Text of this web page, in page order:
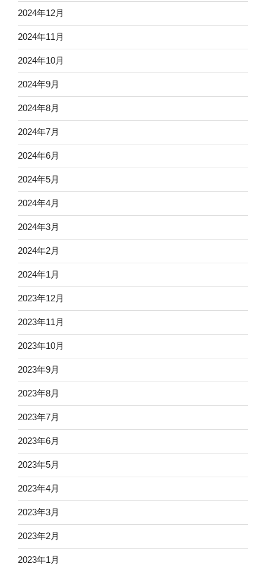
2024年12月
2024年11月
2024年10月
2024年9月
2024年8月
2024年7月
2024年6月
2024年5月
2024年4月
2024年3月
2024年2月
2024年1月
2023年12月
2023年11月
2023年10月
2023年9月
2023年8月
2023年7月
2023年6月
2023年5月
2023年4月
2023年3月
2023年2月
2023年1月